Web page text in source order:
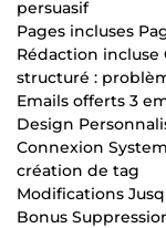
persuasif
Pages incluses
Rédaction incluse
structuré :
Emails offerts 3
Design
Connexion
création de tag
Modifications
Bonus